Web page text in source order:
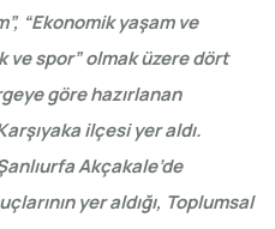
“Ekonomik yaşam ve
ve spor” olmak üzere dört
göre hazırlanan
ilçesi yer aldı.
Akçakale’de
yer aldığı, Toplumsal